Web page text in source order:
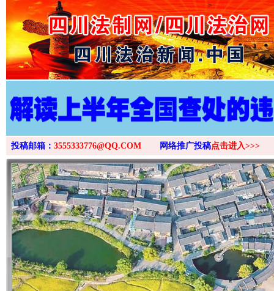
>
投稿邮箱： 3555333776@QQ.COM 网络推广投稿点击进入>>>